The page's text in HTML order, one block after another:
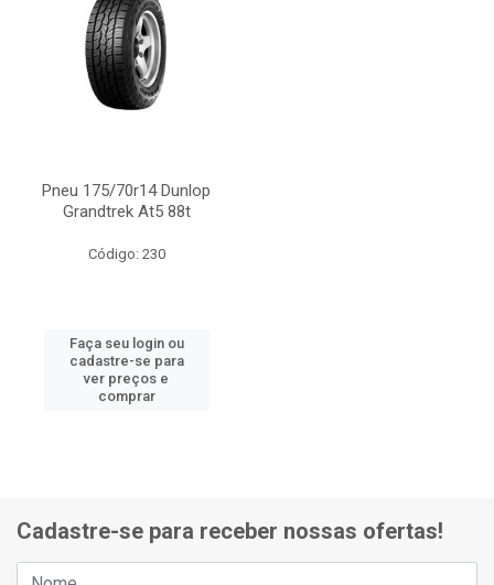
Pneu 175/70r14 Dunlop
Grandtrek At5 88t
Código: 230
Faça seu login ou
cadastre-se para
ver preços e
comprar
Cadastre-se para receber nossas ofertas!